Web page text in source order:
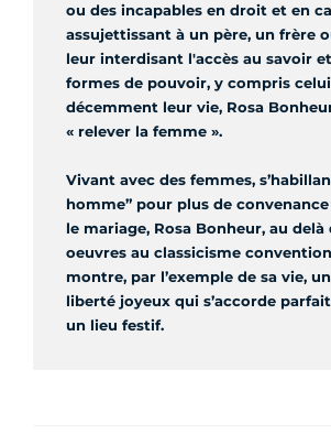
ou des incapables en droit et en
assujettissant à un père, un frère
leur interdisant l'accès au savoir
formes de pouvoir, y compris
décemment leur vie, Rosa
« relever la femme ».
Vivant avec des femmes,
homme” pour plus de
le mariage, Rosa Bonheur, au delà
oeuvres au classicisme
montre, par l’exemple de sa vie,
liberté joyeux qui s’accorde
un lieu festif.